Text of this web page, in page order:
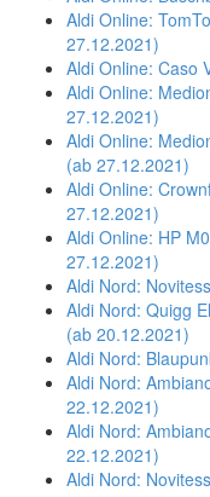
Aldi Online:
27.12.2021)
Aldi Online: Caso
Aldi Online:
27.12.2021)
Aldi Online:
(ab 27.12.2021)
Aldi Online:
27.12.2021)
Aldi Online: HP
27.12.2021)
Aldi Nord:
Aldi Nord: Quigg
(ab 20.12.2021)
Aldi Nord:
Aldi Nord:
22.12.2021)
Aldi Nord:
22.12.2021)
Aldi Nord: